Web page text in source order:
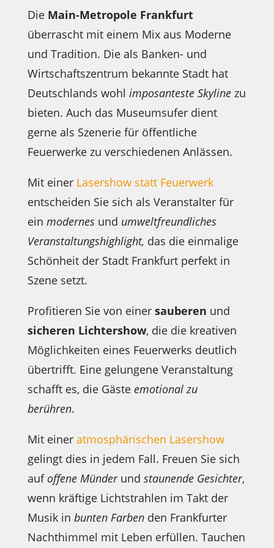
Die Main-Metropole Frankfurt
überrascht mit einem Mix aus Moderne
und Tradition. Die als Banken- und
Wirtschaftszentrum bekannte Stadt hat
Deutschlands wohl imposanteste Skylinezu
bieten. Auch das Museumsufer dient
gerne als Szenerie für öffentliche
Feuerwerke zu verschiedenen Anlässen.
Mit einer Lasershow statt Feuerwerk
entscheiden Sie sich als Veranstalter für
ein modernesund umweltfreundliches
Veranstaltungshighlight, das die einmalige
Schönheit der Stadt Frankfurt perfekt in
Szene setzt.
Profitieren Sie von einer sauberen und
sicheren Lichtershow, die die kreativen
Möglichkeiten eines Feuerwerks deutlich
übertrifft. Eine gelungene Veranstaltung
schafft es, die Gäste emotional zu
berühren.
Mit einer atmosphärischen Lasershow
gelingt dies in jedem Fall. Freuen Sie sich
auf offene Münderund staunende Gesichter,
wenn kräftige Lichtstrahlen im Takt der
Musik in bunten Farbenden Frankfurter
Nachthimmel mit Leben erfüllen. Tauchen